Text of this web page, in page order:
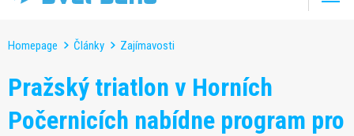
Homepage Články Zajímavosti
Pražský triatlon v Horních
Počernicích nabídne program pro